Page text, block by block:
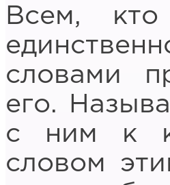
Всем,
словами
его.
с ним к
словом